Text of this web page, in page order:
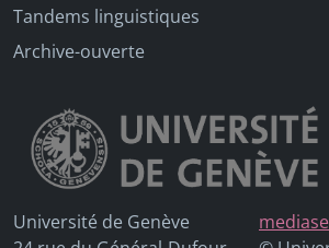
Tandems linguistiques
Archive-ouverte
Université de Genève